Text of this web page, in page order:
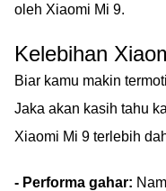
oleh Xiaomi Mi 9.
Kelebihan
Biar kamu makin
Jaka akan kasih tahu
Xiaomi Mi 9 terlebih
- Performa gahar: